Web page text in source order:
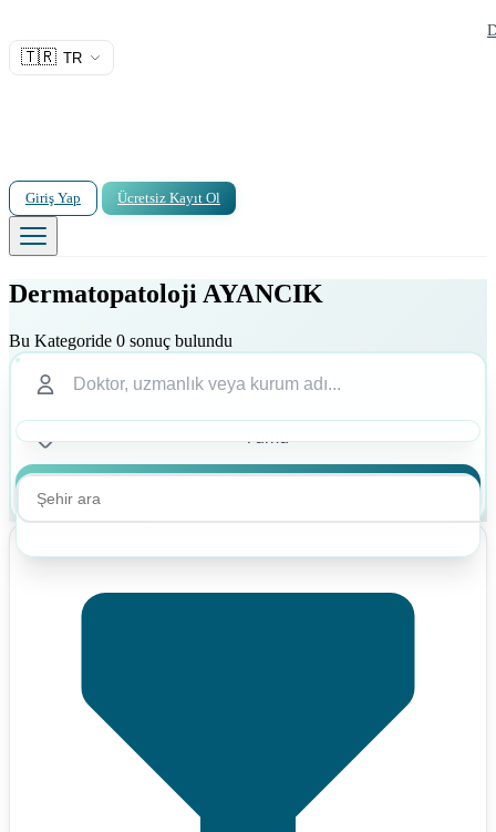
🇹🇷 TR
Giriş Yap Ücretsiz Kayıt Ol
Dermatopatoloji AYANCIK
Bu Kategoride 0 sonuç bulundu